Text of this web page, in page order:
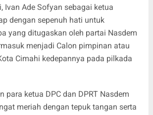
Ivan Ade Sofyan sebagai ketua
dengan sepenuh hati untuk
yang ditugaskan oleh partai Nasdem
menjadi Calon pimpinan atau
Cimahi kedepannya pada pilkada
para ketua DPC dan DPRT Nasdem
meriah dengan tepuk tangan serta